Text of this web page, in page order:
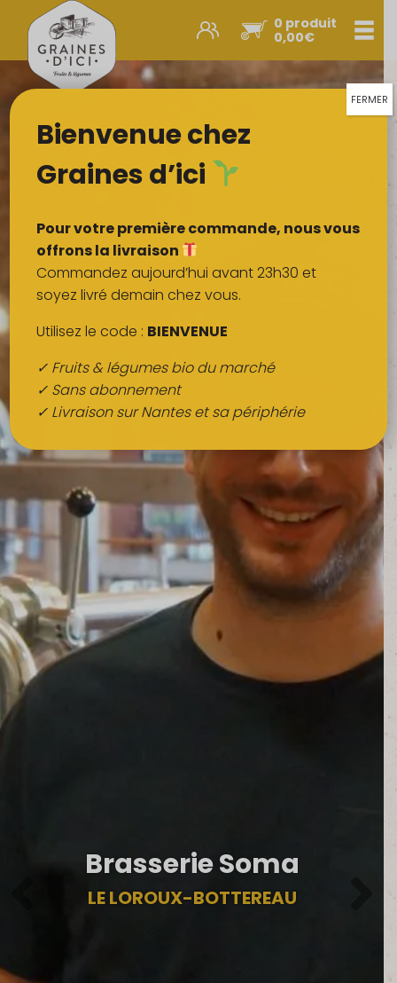
0 produit
0,00€
Promos et nouveautés
Légumes & œufs
Fruits
Viandes
Boulangerie
Crémerie
Poissons
Épicerie sucrée
Épices
Boissons
QUI SOMMES-NOUS ?
FRUITS BIO AU BUREAU
NOS PRODUCTEURS
NOS MARCHÉS
Brasserie Soma
LE LOROUX-BOTTEREAU
Bienvenue chez
Graines d’ici
Pour votre première commande, nous vous
offrons la livraison
Commandez aujourd’hui avant 23h30 et
soyez livré demain chez vous.
Utilisez le code : BIENVENUE
✓ Fruits & légumes bio du marché
✓ Sans abonnement
✓ Livraison sur Nantes et sa périphérie
FERMER